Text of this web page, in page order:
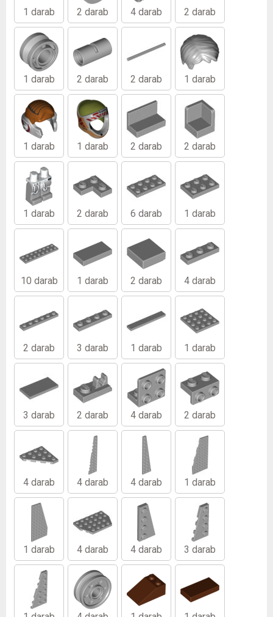
1 darab 2 darab 4 darab 2 darab
1 darab 2 darab 2 darab 1 darab
1 darab 1 darab 2 darab 2 darab
1 darab 2 darab 6 darab 1 darab
10 darab 1 darab 2 darab 4 darab
2 darab 3 darab 1 darab 1 darab
3 darab 2 darab 4 darab 2 darab
4 darab 4 darab 4 darab 1 darab
1 darab 4 darab 4 darab 3 darab